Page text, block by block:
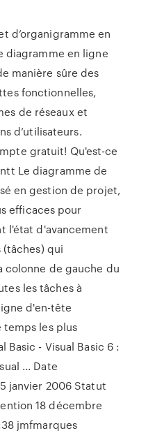
d’organigramme en
diagramme en ligne
manière sûre des
fonctionnelles,
de réseaux et
d’utilisateurs.
gratuit! Qu'est-ce
Le diagramme de
en gestion de projet,
efficaces pour
l'état d'avancement
qui
de gauche du
les tâches à
d'en-tête
les plus
Basic - Visual Basic 6 :
... Date
janvier 2006 Statut
18 décembre
jmfmarques